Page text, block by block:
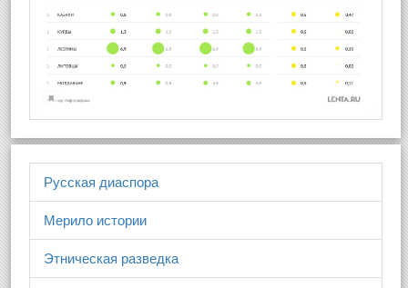
Русская диаспора
Мерило истории
Этническая разведка